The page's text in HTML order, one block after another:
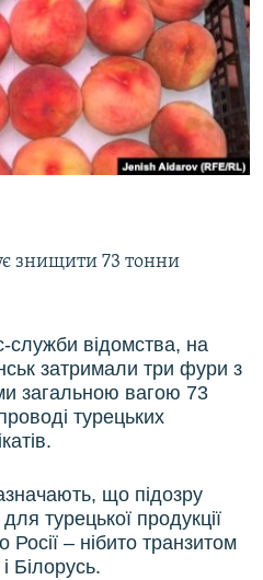
знищити 73 тонни
відомства, на
затримали три фури з
загальною вагою 73
турецьких
що підозру
турецької продукції
– нібито транзитом
Білорусь.